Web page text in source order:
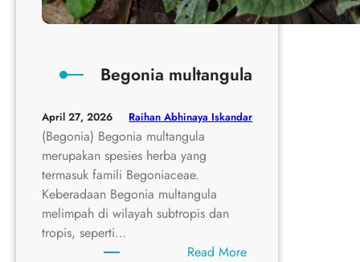
Begonia multangula
April 27, 2026 Raihan Abhinaya Iskandar
(Begonia) Begonia multangula
merupakan spesies herba yang
termasuk famili Begoniaceae.
Keberadaan Begonia multangula
melimpah di wilayah subtropis dan
tropis, seperti…
Read More: